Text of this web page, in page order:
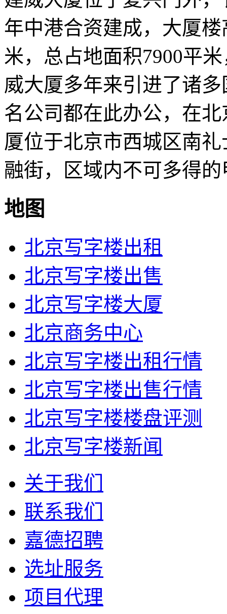
年中港合资建成，大厦
米，总占地面积7900平
威大厦多年来引进了诸
名公司都在此办公，在
厦位于北京市西城区南
融街，区域内不可多得
地图
北京写字楼出租
北京写字楼出售
北京写字楼大厦
北京商务中心
北京写字楼出租行情
北京写字楼出售行情
北京写字楼楼盘评测
北京写字楼新闻
关于我们
联系我们
嘉德招聘
选址服务
项目代理